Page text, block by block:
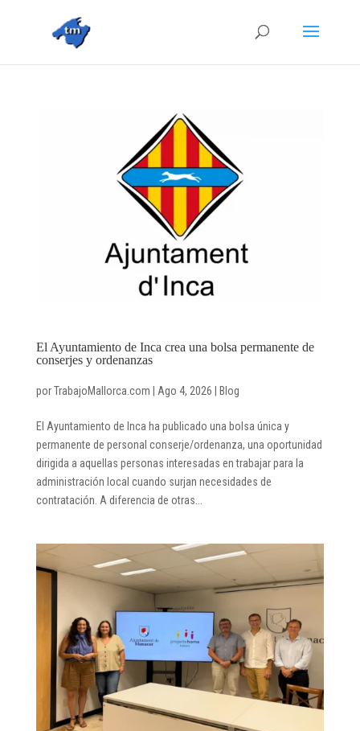
El Ayuntamiento de Inca crea una bolsa permanente de
conserjes y ordenanzas
porTrabajoMallorca.com Ago 4, 2026 Blog
El Ayuntamiento de Inca ha publicado una bolsa única y
permanente de personal conserje/ordenanza, una oportunidad
dirigida a aquellas personas interesadas en trabajar para la
administración local cuando surjan necesidades de
contratación. A diferencia de otras...